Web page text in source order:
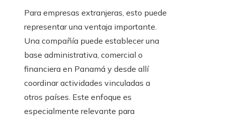
Para empresas extranjeras, esto puede
representar una ventaja importante.
Una compañía puede establecer una
base administrativa, comercial o
financiera en Panamá y desde allí
coordinar actividades vinculadas a
otros países. Este enfoque es
especialmente relevante para